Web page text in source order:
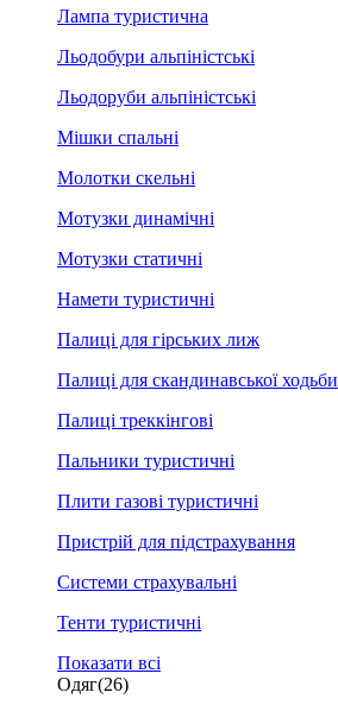
Лампа туристична
Льодобури альпіністські
Льодоруби альпіністські
Мішки спальні
Молотки скельні
Мотузки динамічні
Мотузки статичні
Намети туристичні
Палиці для гірських лиж
Палиці для скандинавської ходьби
Палиці треккінгові
Пальники туристичні
Плити газові туристичні
Пристрій для підстрахування
Системи страхувальні
Тенти туристичні
Показати всі
Одяг(26)